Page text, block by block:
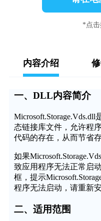
*点
内容介绍
一、DLL内容简介
态链接库文件，允许程
代码的存在，从而节省
如果
致应用程序无法正常启
框，提示
程序无法启动，请重新安
二、适用范围